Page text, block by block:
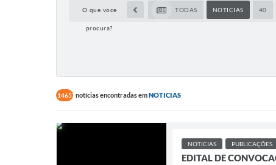
O que voce
procura?
TODAS NOTICIAS 40
1465 notícias encontradas emNOTICIAS
NOTICIAS PUBLICAÇÕES
EDITAL DE